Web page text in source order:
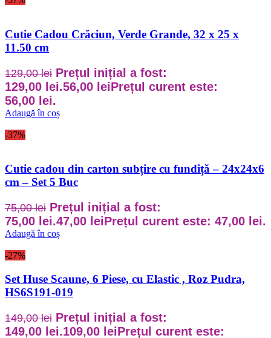
Cutie Cadou Crăciun, Verde Grande, 32 x 25 x
11.50 cm
129,00lei Prețul inițial a fost:
129,00 lei.56,00 leiPrețul curent este:
56,00 lei.
Adaugă în coș
-37%
Cutie cadou din carton subțire cu fundiță – 24x24x6
cm – Set 5 Buc
75,00lei Prețul inițial a fost:
75,00 lei.47,00 leiPrețul curent este: 47,00 lei.
Adaugă în coș
-27%
Set Huse Scaune, 6 Piese, cu Elastic , Roz Pudra,
HS6S191-019
149,00lei Prețul inițial a fost:
149,00 lei.109,00 leiPrețul curent este: